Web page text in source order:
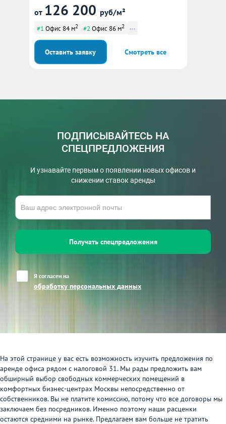
от 126 200 руб/м²
#1 Офис 84 м2 #2 Офис 86 м2 ...
Оставить заявку Смотреть все
ПОДПИСЫВАЙТЕСЬ НА
СПЕЦПРЕДЛОЖЕНИЯ
И узнавайте первым о появлении новых офисов и
снижении ставок аренды
Получать спецпредложения
Я согласен на
обработку персональных данных
На этой странице у вас есть возможность изучить предложения по
аренде офиса рядом с налоговой 31. Мы рады предложить вам
обширный выбор свободных коммерческих помещений в
комфортных бизнес-центрах Москвы непосредственно от
собственников. Вы не платите комиссию, потому что все договоры мы
заключаем без посредников. Именно поэтому наши расценки
остаются средними на рынке. Предлагаем вам больше не тратить